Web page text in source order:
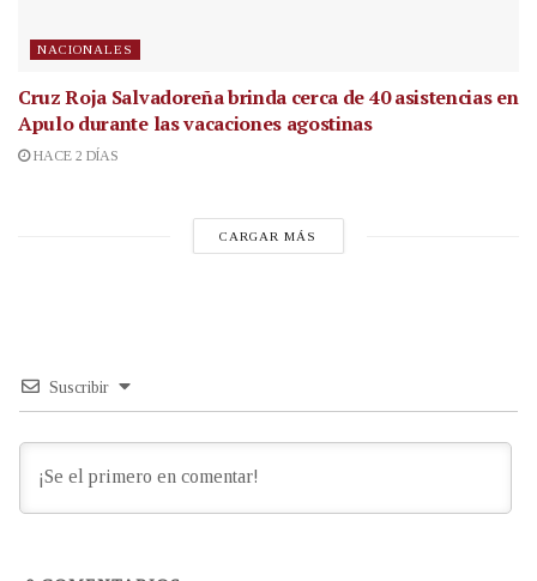
NACIONALES
Cruz Roja Salvadoreña brinda cerca de 40 asistencias en
Apulo durante las vacaciones agostinas
HACE 2 DÍAS
CARGAR MÁS
Suscribir